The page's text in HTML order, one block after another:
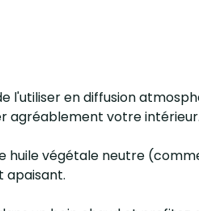
l'utiliser en diffusion
agréablement votre intérieur.
huile végétale neutre
apaisant.